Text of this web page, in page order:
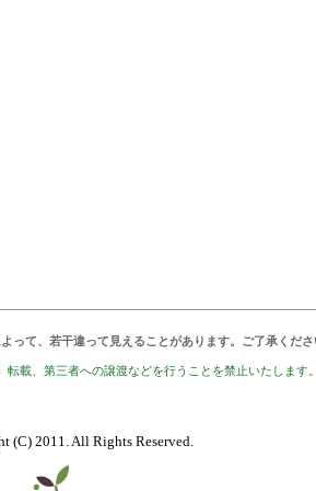
って、若干違って見えることがあります。ご了承くだ
転載、第三者への譲渡などを行うことを禁止いたします
(C) 2011. All Rights Reserved.